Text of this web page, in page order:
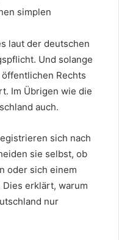
simplen
laut der deutschen
Und solange
Rechts
Im Übrigen wie die
auch.
sich nach
sie selbst, ob
oder sich einem
erklärt, warum
nur